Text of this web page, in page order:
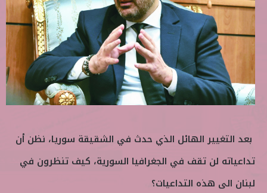
بعد التغيير الهائل الذي حدث في الشقيقة سوريا، نظن أن
تداعياته لن تقف في الجغرافيا السورية، كيف تنظرون في
لبنان الى هذه التداعيات؟